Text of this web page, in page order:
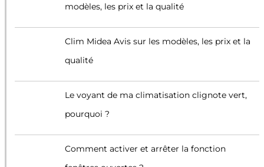
modèles, les prix et la qualité
Clim Midea Avis sur les modèles, les prix et la
qualité
Le voyant de ma climatisation clignote vert,
pourquoi ?
Comment activer et arrêter la fonction